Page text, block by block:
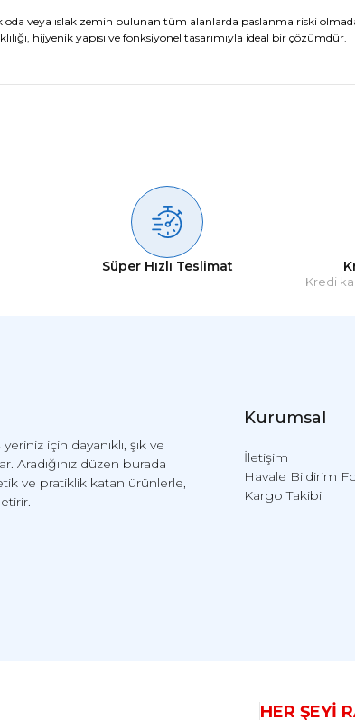
veya ıslak zemin bulunan tüm alanlarda paslanma riski
hijyenik yapısı ve fonksiyonel tasarımıyla ideal bir çözümdür.
Süper Hızlı Teslimat
Kredi
için dayanıklı, şık ve
Aradığınız düzen burada
ve pratiklik katan ürünlerle,
Kurumsal
İletişim
Havale Bildirim
Kargo Takibi
HER ŞEYİ